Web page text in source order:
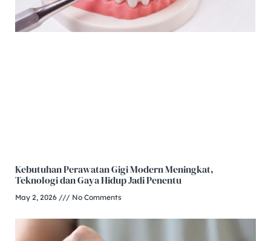
Kebutuhan Perawatan Gigi Modern Meningkat,
Teknologi dan Gaya Hidup Jadi Penentu
May 2, 2026 No Comments